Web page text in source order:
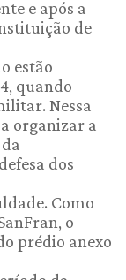
e após a
de
estão
quando
Nessa
organizar a
dos
Como
o
prédio anexo